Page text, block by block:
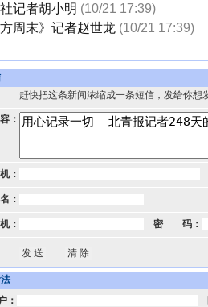
记者胡小明 (10/21 17:39)
方周末》记者赵世龙 (10/21 17:39)
赶快把这条新闻浓缩成一条短信，发给你想
：
：
：
： 密 码：